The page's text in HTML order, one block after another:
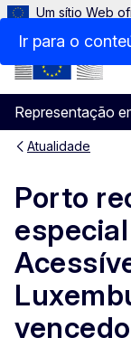
Ir para o
Um sítio Web
Representação
Menu
Atualidade
Porto